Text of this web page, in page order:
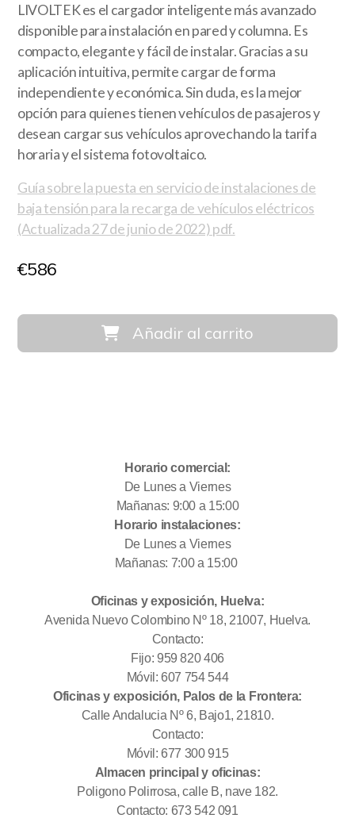
LIVOLTEK es el cargador inteligente más avanzado
disponible para instalación en pared y columna. Es
compacto, elegante y fácil de instalar. Gracias a su
aplicación intuitiva, permite cargar de forma
independiente y económica. Sin duda, es la mejor
opción para quienes tienen vehículos de pasajeros y
desean cargar sus vehículos aprovechando la tarifa
horaria y el sistema fotovoltaico.
Guía sobre la puesta en servicio de instalaciones de
baja tensión para la recarga de vehículos eléctricos
(Actualizada 27 de junio de 2022) pdf.
€586
Añadir al carrito
Horario comercial:
De Lunes a Viernes
Mañanas: 9:00 a 15:00
Horario instalaciones:
De Lunes a Viernes
Mañanas: 7:00 a 15:00
Oficinas y exposición, Huelva:
Avenida Nuevo Colombino Nº 18, 21007, Huelva.
Contacto:
Fijo: 959 820 406
Móvil: 607 754 544
Oficinas y exposición, Palos de la Frontera:
Calle Andalucia Nº 6, Bajo1, 21810.
Contacto:
Móvil: 677 300 915
Almacen principal y oficinas:
Poligono Polirrosa, calle B, nave 182.
Contacto: 673 542 091